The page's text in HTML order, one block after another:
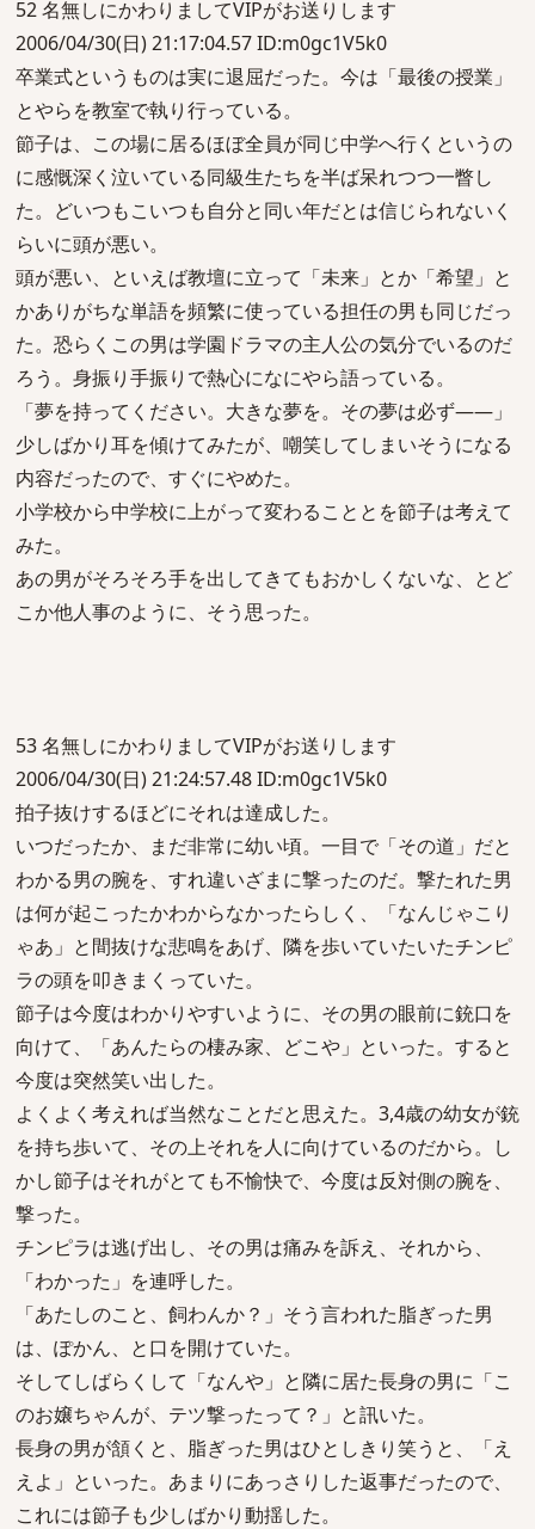
52 名無しにかわりましてVIPがお送りします
2006/04/30(日) 21:17:04.57 ID:m0gc1V5k0
卒業式というものは実に退屈だった。今は「最後の授業」
とやらを教室で執り行っている。
節子は、この場に居るほぼ全員が同じ中学へ行くというの
に感慨深く泣いている同級生たちを半ば呆れつつ一瞥し
た。どいつもこいつも自分と同い年だとは信じられないく
らいに頭が悪い。
頭が悪い、といえば教壇に立って「未来」とか「希望」と
かありがちな単語を頻繁に使っている担任の男も同じだっ
た。恐らくこの男は学園ドラマの主人公の気分でいるのだ
ろう。身振り手振りで熱心になにやら語っている。
「夢を持ってください。大きな夢を。その夢は必ず――」
少しばかり耳を傾けてみたが、嘲笑してしまいそうになる
内容だったので、すぐにやめた。
小学校から中学校に上がって変わることとを節子は考えて
みた。
あの男がそろそろ手を出してきてもおかしくないな、とど
こか他人事のように、そう思った。
53 名無しにかわりましてVIPがお送りします
2006/04/30(日) 21:24:57.48 ID:m0gc1V5k0
拍子抜けするほどにそれは達成した。
いつだったか、まだ非常に幼い頃。一目で「その道」だと
わかる男の腕を、すれ違いざまに撃ったのだ。撃たれた男
は何が起こったかわからなかったらしく、「なんじゃこり
ゃあ」と間抜けな悲鳴をあげ、隣を歩いていたいたチンピ
ラの頭を叩きまくっていた。
節子は今度はわかりやすいように、その男の眼前に銃口を
向けて、「あんたらの棲み家、どこや」といった。すると
今度は突然笑い出した。
よくよく考えれば当然なことだと思えた。3,4歳の幼女が銃
を持ち歩いて、その上それを人に向けているのだから。し
かし節子はそれがとても不愉快で、今度は反対側の腕を、
撃った。
チンピラは逃げ出し、その男は痛みを訴え、それから、
「わかった」を連呼した。
「あたしのこと、飼わんか？」そう言われた脂ぎった男
は、ぽかん、と口を開けていた。
そしてしばらくして「なんや」と隣に居た長身の男に「こ
のお嬢ちゃんが、テツ撃ったって？」と訊いた。
長身の男が頷くと、脂ぎった男はひとしきり笑うと、「え
えよ」といった。あまりにあっさりした返事だったので、
これには節子も少しばかり動揺した。